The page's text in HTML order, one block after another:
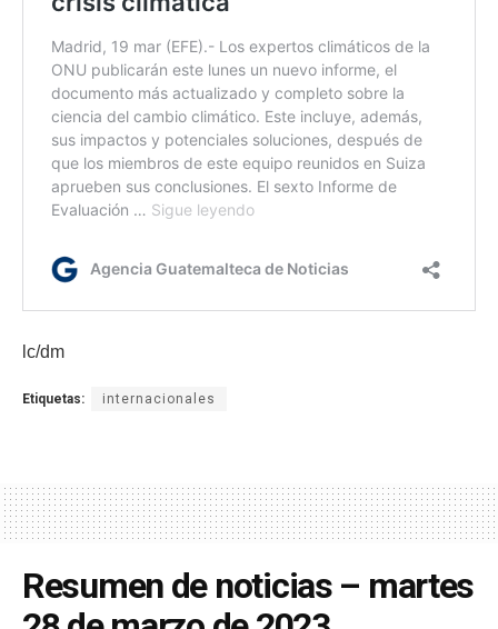
lc/dm
Etiquetas: internacionales
Resumen de noticias – martes